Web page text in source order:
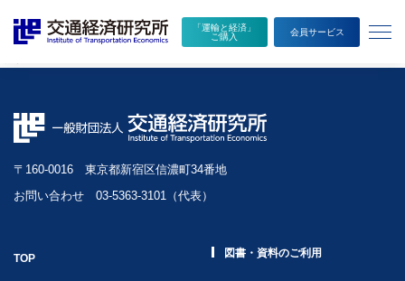
ニ
「運輸と経済」
ご購入
会員サービス
執筆者
〒160-0016 東京都新宿区信濃町34番地
お問い合わせ 03-5363-3101（代表）
TOP 図書・資料のご利用